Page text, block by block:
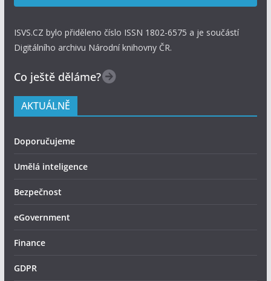
ISVS.CZ bylo přiděleno číslo ISSN 1802-6575 a je součástí
Digitálního archivu Národní knihovny ČR.
Co ještě děláme?
AKTUÁLNĚ
Doporučujeme
Umělá inteligence
Bezpečnost
eGovernment
Finance
GDPR